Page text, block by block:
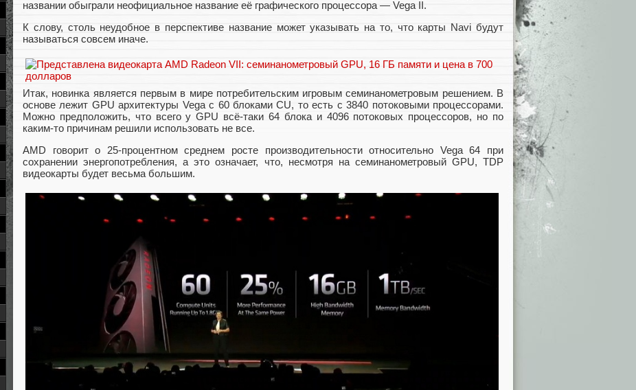
названии обыграли неофициальное название её графического процессора — Vega II.
К слову, столь неудобное в перспективе название может указывать на то, что карты Navi будут
называться совсем иначе.
Итак, новинка является первым в мире потребительским игровым семинанометровым решением. В
основе лежит GPU архитектуры Vega с 60 блоками CU, то есть с 3840 потоковыми процессорами.
Можно предположить, что всего у GPU всё-таки 64 блока и 4096 потоковых процессоров, но по
каким-то причинам решили использовать не все.
AMD говорит о 25-процентном среднем росте производительности относительно Vega 64 при
сохранении энергопотребления, а это означает, что, несмотря на семинанометровый GPU, TDP
видеокарты будет весьма большим.